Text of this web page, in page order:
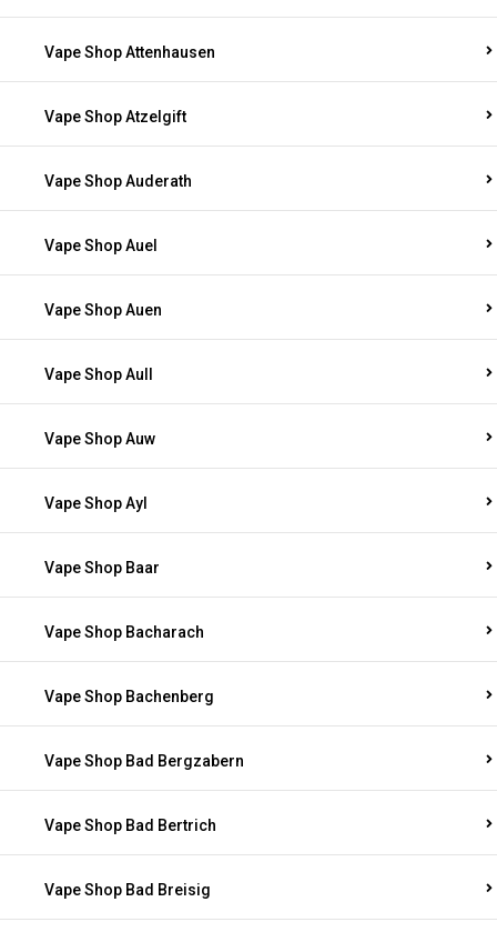
Vape Shop Attenhausen
Vape Shop Atzelgift
Vape Shop Auderath
Vape Shop Auel
Vape Shop Auen
Vape Shop Aull
Vape Shop Auw
Vape Shop Ayl
Vape Shop Baar
Vape Shop Bacharach
Vape Shop Bachenberg
Vape Shop Bad Bergzabern
Vape Shop Bad Bertrich
Vape Shop Bad Breisig